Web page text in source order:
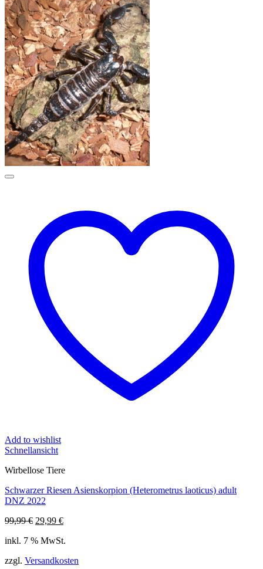
Add to wishlist
Schnellansicht
Wirbellose Tiere
Schwarzer Riesen Asienskorpion (Heterometrus laoticus) adult
DNZ 2022
99,99€ Ursprünglicher
war:
29,99 €Aktueller
ist:
inkl. 7 % MwSt.
zzgl. Versandkosten